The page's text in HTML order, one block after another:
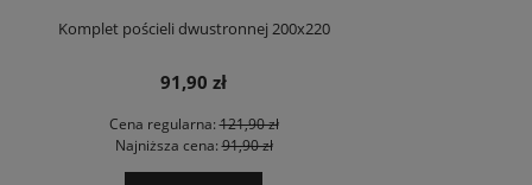
Komplet pościeli dwustronnej 200x220
91,90 zł
Cena regularna:121,90 zł
Najniższa cena:91,90 zł